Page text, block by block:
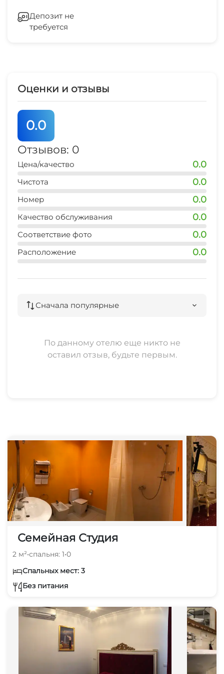
Зеленый двор
Депозит не
требуется
Оценки и отзывы
0.0
Отзывов: 0
Цена/качество 0.0
Чистота 0.0
Номер 0.0
Качество обслуживания 0.0
Соответствие фото 0.0
Расположение 0.0
Сначала популярные
По данному отелю еще никто не
оставил отзыв, будьте первым.
Семейная Студия
2 м²•спальня: 1•0
Спальных мест: 3
Без питания